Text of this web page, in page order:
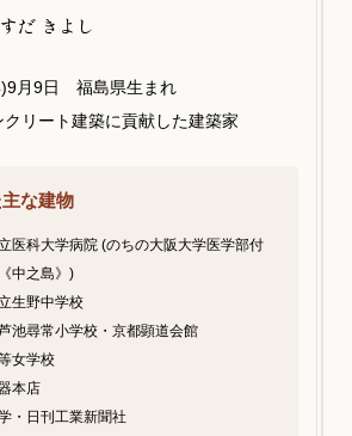
だ きよし
)9月9日 福島県生まれ
リート建築に貢献した建築家
な建物
医科大学病院 (のちの大阪大学医学部付
中之島》)
生野中学校
池尋常小学校・京都顕道会館
女学校
本店
・日刊工業新聞社